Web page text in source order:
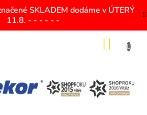
SKLADEM dodáme v ÚTERÝ
11.8. - - - - - -